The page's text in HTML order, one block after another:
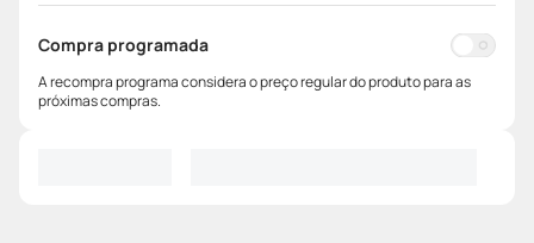
Compra programada
A recompra programa considera o preço regular do produto para as
próximas compras.